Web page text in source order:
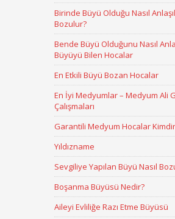
Birinde Büyü Olduğu Nasıl
Bozulur?
Bende Büyü Olduğunu Nasıl
Büyüyü Bilen Hocalar
En Etkili Büyü Bozan Hocalar
En İyi Medyumlar – Medyum Ali
Çalışmaları
Garantili Medyum Hocalar
Yıldızname
Sevgiliye Yapılan Büyü Nasıl
Boşanma Büyüsü Nedir?
Aileyi Evliliğe Razı Etme Büyüsü